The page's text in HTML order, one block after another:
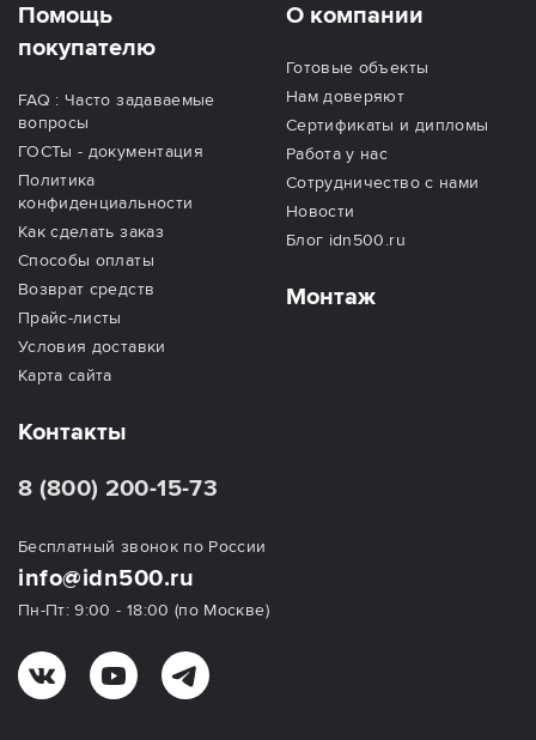
Помощь
покупателю
FAQ : Часто задаваемые
вопросы
ГОСТы - документация
Политика
конфиденциальности
Как сделать заказ
Способы оплаты
Возврат средств
Прайс-листы
Условия доставки
Карта сайта
О компании
Готовые объекты
Нам доверяют
Сертификаты и дипломы
Работа у нас
Сотрудничество с нами
Новости
Блог idn500.ru
Монтаж
Контакты
8 (800) 200-15-73
Бесплатный звонок по России
info@idn500.ru
Пн-Пт: 9:00 - 18:00 (по Москве)